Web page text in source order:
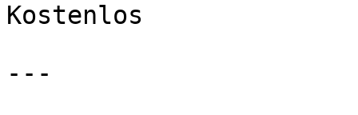
Kostenlos
---